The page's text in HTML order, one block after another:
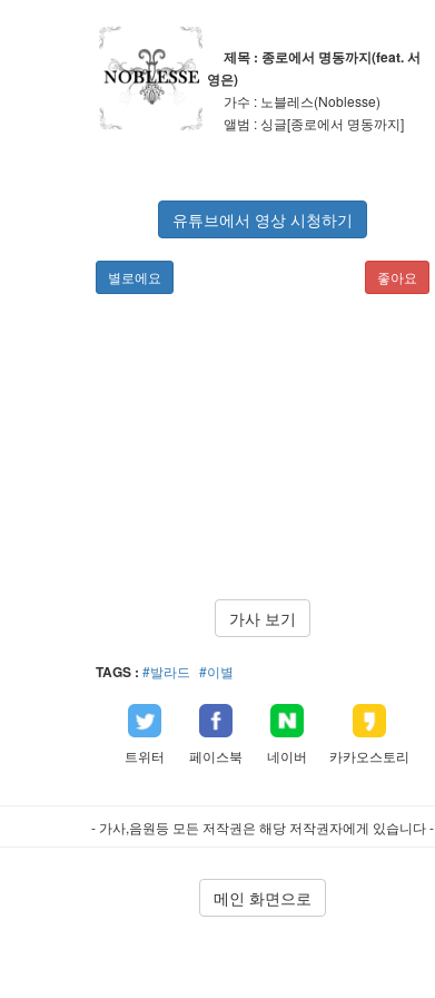
제목 : 종로에서 명동까지(feat. 서
영은)
가수 : 노블레스(Noblesse)
앨범 : 싱글[종로에서 명동까지]
유튜브에서 영상 시청하기
별로에요 좋아요
가사 보기
TAGS : #발라드 #이별
트위터 페이스북 네이버 카카오스토리
- 가사,음원등 모든 저작권은 해당 저작권자에게 있습니다 -
메인 화면으로